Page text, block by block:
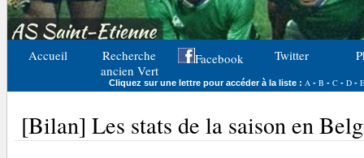
Accueil
Recherche
ancien Vert
Facebook Twitter
Cliquez sur une lettre pour accéder à la liste : A - B - C- D- E
[Bilan] Les stats de la saison en